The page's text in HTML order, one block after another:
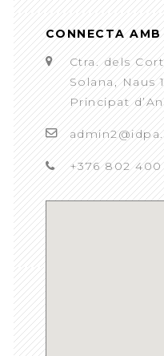
CONNECTA
Ctra. dels
Solana, Naus
Principat
+376 802 400